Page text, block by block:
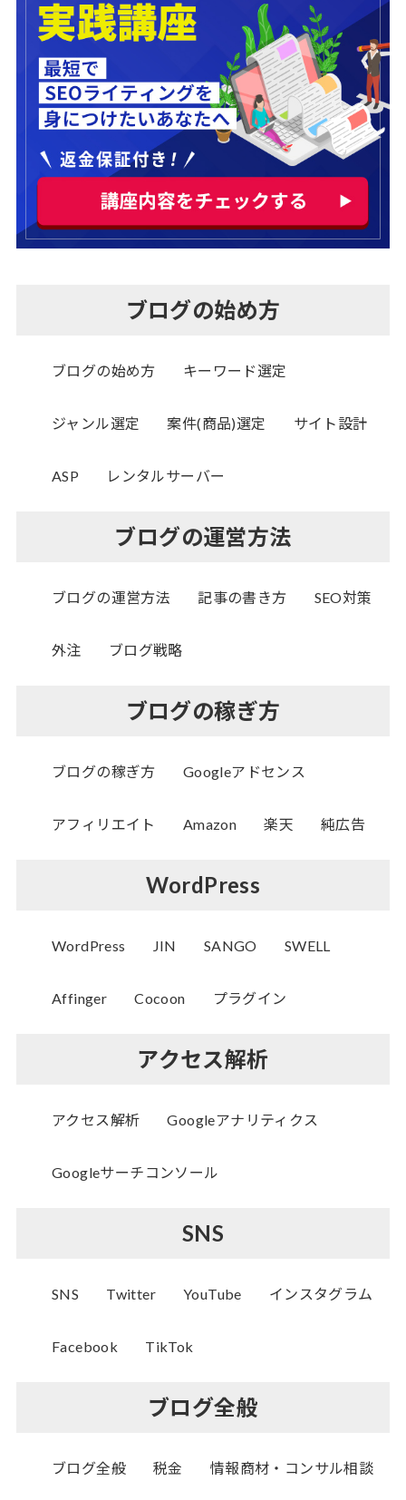
ブログの始め方
ブログの始め方 キーワード選定
ジャンル選定 案件(商品)選定 サイト設計
ASP レンタルサーバー
ブログの運営方法
ブログの運営方法 記事の書き方 SEO対策
外注 ブログ戦略
ブログの稼ぎ方
ブログの稼ぎ方 Googleアドセンス
アフィリエイト Amazon 楽天 純広告
WordPress
WordPress JIN SANGO SWELL
Affinger Cocoon プラグイン
アクセス解析
アクセス解析 Googleアナリティクス
Googleサーチコンソール
SNS
SNS Twitter YouTube インスタグラム
Facebook TikTok
ブログ全般
ブログ全般 税金 情報商材・コンサル相談